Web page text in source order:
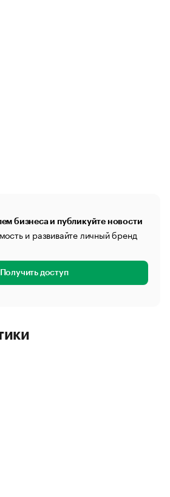
бизнеса и публикуйте новости
и развивайте личный бренд
Получить доступ